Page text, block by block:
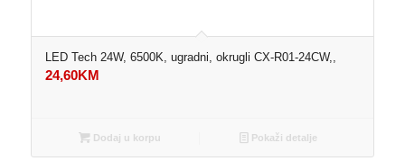
LED Tech 24W, 6500K, ugradni, okrugli CX-R01-24CW,,
24,60KM
Dodaj u korpu Pokaži detalje